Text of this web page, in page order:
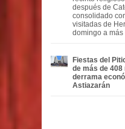
después de
consolidado
visitadas de
domingo a
Fiestas del
de más de
derrama
Astiazarán